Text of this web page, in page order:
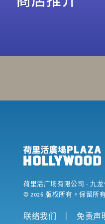
荷里活广场有限公司 - 九
©2026 版权所有。保留所
联络我们 ｜ 免责声